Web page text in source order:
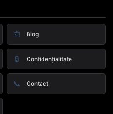
📰 Blog
🔒 Confidențialitate
📞 Contact